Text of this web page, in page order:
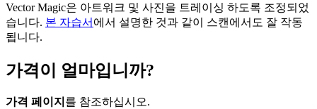
Vector Magic은 아트워크 및 사진을 트레이싱 하도록 조정되었
습니다. 본 자습서 에서 설명한 것과 같이 스캔에서도 잘 작동
됩니다.
가격이 얼마입니까?
가격 페이지 를 참조하십시오.